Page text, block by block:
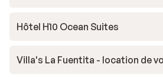
Hôtel H10 Ocean Suites
Villa's La Fuentita - location de